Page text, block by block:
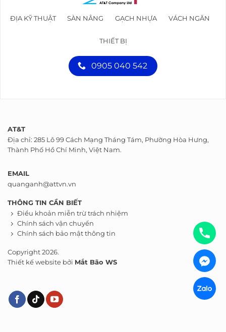
ĐỊA KỸ THUẬT SÀN NÂNG GẠCH NHỰA VÁCH NGĂN
THIẾT BỊ
0905 040 542
AT&T
Địa chỉ: 285 Lô 99 Cách Mạng Tháng Tám, Phường Hòa Hưng,
Thành Phố Hồ Chí Minh, Việt Nam.
EMAIL
quanganh@attvn.vn
THÔNG TIN CẦN BIẾT
Điều khoản miễn trừ trách nhiệm
Chính sách vận chuyển
Chính sách bảo mật thông tin
Copyright 2026.
Thiết kế website bởi Mắt Bão WS